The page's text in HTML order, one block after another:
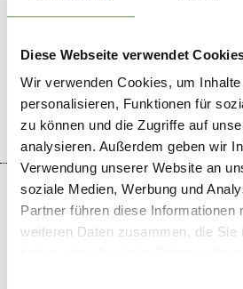
Diese Webseite verwendet
Wir verwenden Cookies, um
personalisieren, Funktionen für
zu können und die Zugriffe auf
analysieren. Außerdem geben wir
Verwendung unserer Website an
soziale Medien, Werbung und
Partner führen diese Informationen
weiteren Daten zusammen, die Sie
JA NEIN